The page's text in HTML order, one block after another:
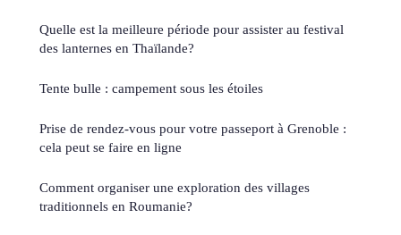
Quelle est la meilleure période pour assister au festival
des lanternes en Thaïlande?
Tente bulle : campement sous les étoiles
Prise de rendez-vous pour votre passeport à Grenoble :
cela peut se faire en ligne
Comment organiser une exploration des villages
traditionnels en Roumanie?